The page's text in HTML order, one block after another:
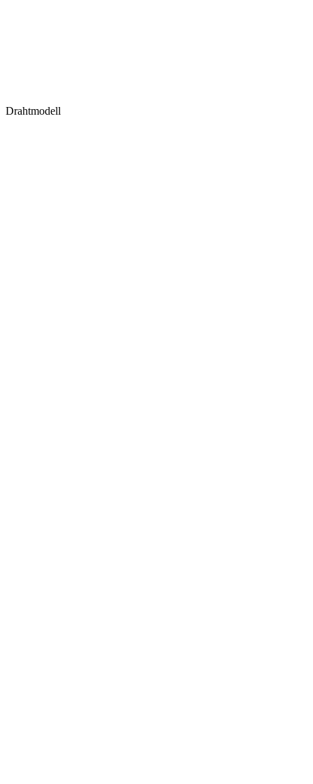
Drahtmodell